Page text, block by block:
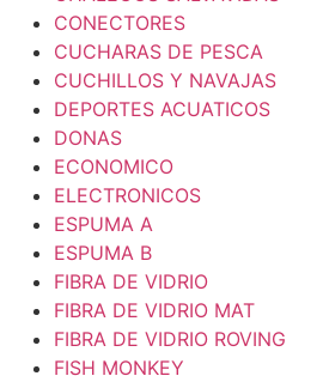
CONECTORES
CUCHARAS DE PESCA
CUCHILLOS Y NAVAJAS
DEPORTES ACUATICOS
DONAS
ECONOMICO
ELECTRONICOS
ESPUMA A
ESPUMA B
FIBRA DE VIDRIO
FIBRA DE VIDRIO MAT
FIBRA DE VIDRIO ROVING
FISH MONKEY